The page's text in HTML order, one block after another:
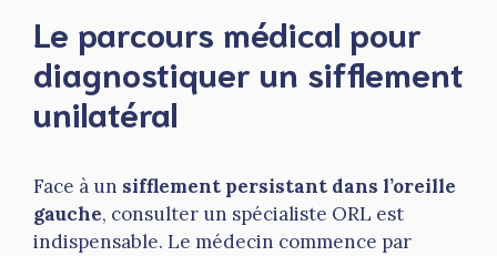
Le parcours médical pour
diagnostiquer un sifflement
unilatéral
Face à un sifflement persistant dans l’oreille
gauche, consulter un spécialiste ORL est
indispensable. Le médecin commence par